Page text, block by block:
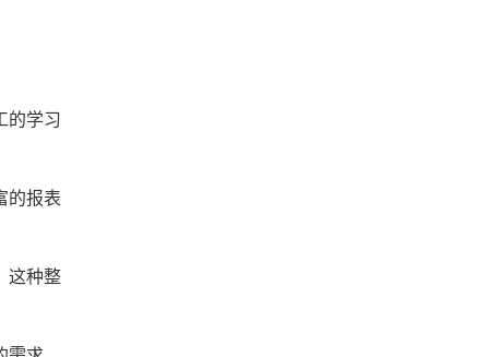
的学习
的报表
这种整